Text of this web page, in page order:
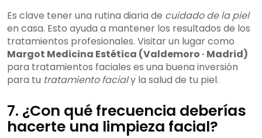
Es clave tener una rutina diaria de cuidado de la piel
en casa. Esto ayuda a mantener los resultados de los
tratamientos profesionales. Visitar un lugar como
Margot Medicina Estética (Valdemoro · Madrid)
para tratamientos faciales es una buena inversión
para tu tratamiento facialy la salud de tu piel.
7. ¿Con qué frecuencia deberías
hacerte una limpieza facial?